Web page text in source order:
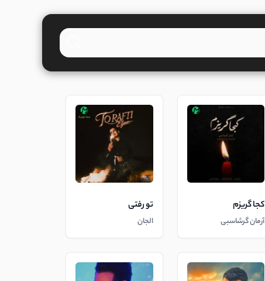
کجا گریزم
آرمان گرشاسبی
تو رفتی
الجان